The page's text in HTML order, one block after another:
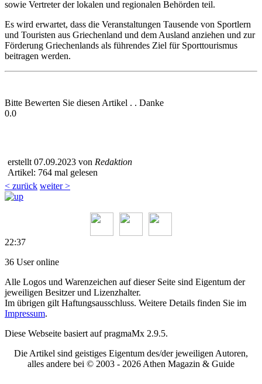
sowie Vertreter der lokalen und regionalen Behörden teil.
Es wird erwartet, dass die Veranstaltungen Tausende von Sportlern
und Touristen aus Griechenland und dem Ausland anziehen und zur
Förderung Griechenlands als führendes Ziel für Sporttourismus
beitragen werden.
Bitte Bewerten Sie diesen Artikel . . Danke
0.0
erstellt 07.09.2023 von Redaktion
Artikel: 764 mal gelesen
< zurück weiter >
22:37
36 User online
Alle Logos und Warenzeichen auf dieser Seite sind Eigentum der
jeweiligen Besitzer und Lizenzhalter.
Im übrigen gilt Haftungsausschluss. Weitere Details finden Sie im
Impressum.
Diese Webseite basiert auf pragmaMx 2.9.5.
Die Artikel sind geistiges Eigentum des/der jeweiligen Autoren,
alles andere bei © 2003 - 2026 Athen Magazin & Guide